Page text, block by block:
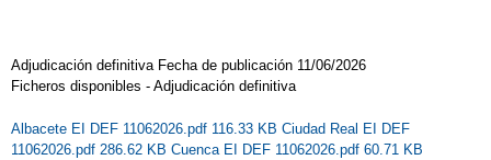
Adjudicación definitiva Fecha de publicación 11/06/2026
Ficheros disponibles - Adjudicación definitiva
Albacete EI DEF 11062026.pdf 116.33 KB Ciudad Real EI DEF
11062026.pdf 286.62 KB Cuenca EI DEF 11062026.pdf 60.71 KB